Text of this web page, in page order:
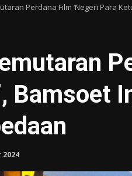
Perdana Film ‘Negeri Para
Bamsoet
2024